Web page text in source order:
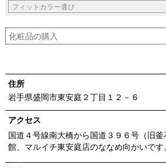
フィットカラー選び
化粧品の購入
住所
岩手県盛岡市東安庭２丁目１２－６
アクセス
国道４号線南大橋から国道３９６号（旧
館、マルイチ東安庭店のななめ向かいです